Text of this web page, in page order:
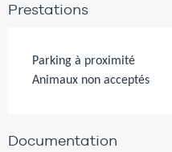
Prestations
Parking à proximité
Animaux non acceptés
Documentation